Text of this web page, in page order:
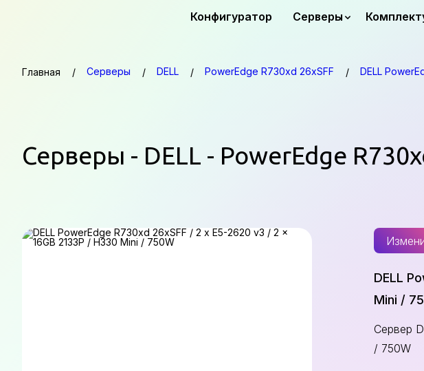
Конфигуратор Серверы
Главная Серверы DELL PowerEdge R730xd 26xSFF DELL
Серверы - DELL - PowerEdge
DELL
Mini /
Сервер
/ 750W